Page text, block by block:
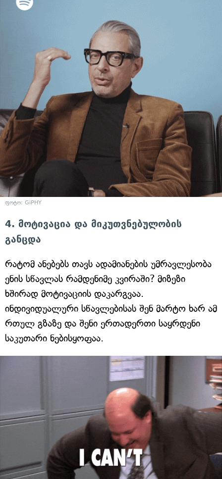
ფოტო: GiPHY
4. მოტივაცია და მიკუთვნებულობის
განცდა
რატომ ანებებს თავს ადამიანების უმრავლესობა
ენის სწავლას რამდენიმე კვირაში? მიზეზი
ხშირად მოტივაციის დაკარგვაა.
ინდივიდუალური სწავლებისას შენ მარტო ხარ ამ
რთულ გზაზე და შენი ერთადერთი საყრდენი
საკუთარი ნებისყოფაა.